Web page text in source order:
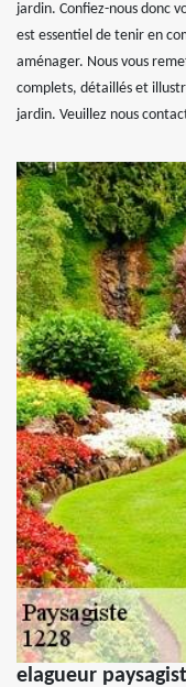
jardin. Confiez-nous donc
est essentiel de tenir en
aménager. Nous vous
complets, détaillés et
jardin. Veuillez nous
elagueur